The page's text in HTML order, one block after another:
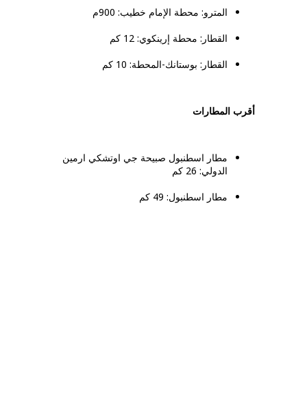
المترو: محطة الإمام خطيب: 900م
القطار: محطة إرينكوي: 12 كم
القطار: بوستانك-المحطة: 10 كم
أقرب المطارات
مطار اسطنبول صبيحة جي اوتشكي ارمين
الدولي: 26 كم
مطار اسطنبول: 49 كم